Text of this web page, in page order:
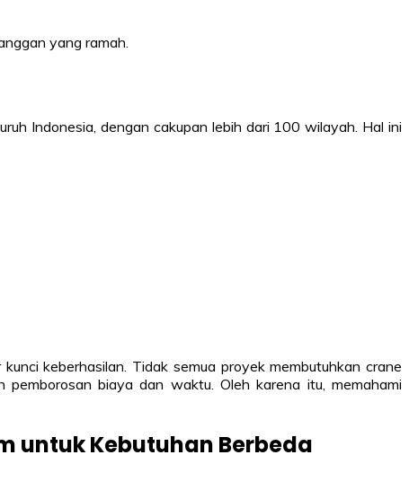
yang ramah.
Indonesia, dengan cakupan lebih dari 100 wilayah. Hal ini
keberhasilan. Tidak semua proyek membutuhkan crane
biaya dan waktu. Oleh karena itu, memahami
untuk Kebutuhan Berbeda